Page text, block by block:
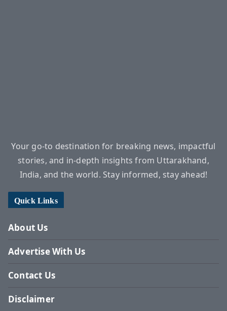
Your go-to destination for breaking news, impactful
stories, and in-depth insights from Uttarakhand,
India, and the world. Stay informed, stay ahead!
Quick Links
About Us
Advertise With Us
Contact Us
Disclaimer